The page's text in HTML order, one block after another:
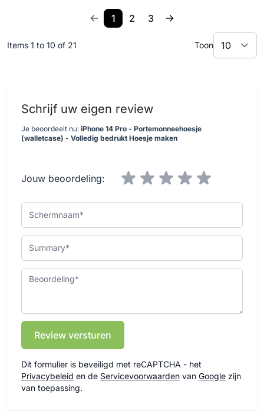
1 2 3
Items 1 to 10 of 21 Toon
Schrijf uw eigen review
Je beoordeelt nu: iPhone 14 Pro - Portemonneehoesje
(walletcase) - Volledig bedrukt Hoesje maken
Jouw beoordeling:
Schermnaam
Summary
Beoordeling
Review versturen
Dit formulier is beveiligd met reCAPTCHA - het
Privacybeleid en de Servicevoorwaarden van Google zijn
van toepassing.